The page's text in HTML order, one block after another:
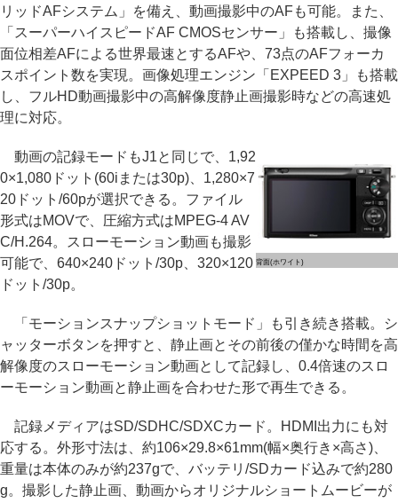
リッドAFシステム」を備え、動画撮影中のAFも可能。また、
「スーパーハイスピードAF CMOSセンサー」も搭載し、撮像
面位相差AFによる世界最速とするAFや、73点のAFフォーカ
スポイント数を実現。画像処理エンジン「EXPEED 3」も搭載
し、フルHD動画撮影中の高解像度静止画撮影時などの高速処
理に対応。
背面(ホワイト)
動画の記録モードもJ1と同じで、1,92
0×1,080ドット(60iまたは30p)、1,280×7
20ドット/60pが選択できる。ファイル
形式はMOVで、圧縮方式はMPEG-4 AV
C/H.264。スローモーション動画も撮影
可能で、640×240ドット/30p、320×120
ドット/30p。
「モーションスナップショットモード」も引き続き搭載。シ
ャッターボタンを押すと、静止画とその前後の僅かな時間を高
解像度のスローモーション動画として記録し、0.4倍速のスロ
ーモーション動画と静止画を合わせた形で再生できる。
記録メディアはSD/SDHC/SDXCカード。HDMI出力にも対
応する。外形寸法は、約106×29.8×61mm(幅×奥行き×高さ)、
重量は本体のみが約237gで、バッテリ/SDカード込みで約280
g。撮影した静止画、動画からオリジナルショートムービーが